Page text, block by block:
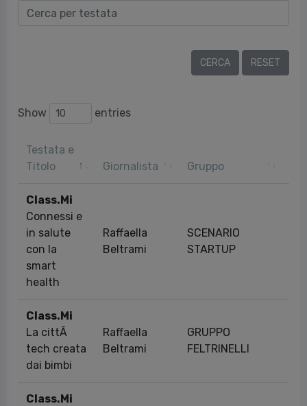
Show entries
Testata e
Titolo
Giornalista Gruppo
Class.Mi
Connessi e
in salute
con la
smart
health
Raffaella
Beltrami
SCENARIO
STARTUP
Class.Mi
La cittÃ
tech creata
dai bimbi
Raffaella
Beltrami
GRUPPO
FELTRINELLI
Class.Mi